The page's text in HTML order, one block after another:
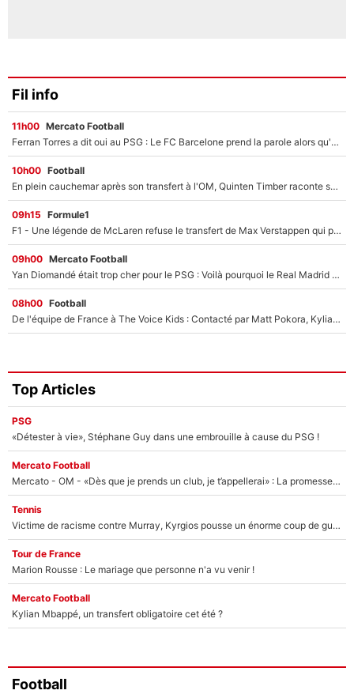
Fil info
11h00 Mercato Football
Ferran Torres a dit oui au PSG : Le FC Barcelone prend la parole alors qu'un transfert de l'attaquant espagnol prend forme
10h00 Football
En plein cauchemar après son transfert à l'OM, Quinten Timber raconte ses doutes après sa signature à Marseille
09h15 Formule1
F1 - Une légende de McLaren refuse le transfert de Max Verstappen qui pourrait «faire des vagues» et plomber l'ambiance dans l'équipe
09h00 Mercato Football
Yan Diomandé était trop cher pour le PSG : Voilà pourquoi le Real Madrid a accepté de payer la somme record de 140M€ pour boucler son transfert !
08h00 Football
De l'équipe de France à The Voice Kids : Contacté par Matt Pokora, Kylian Mbappé a accepté de jouer un rôle inédit sur TF1 !
Top Articles
PSG
«Détester à vie», Stéphane Guy dans une embrouille à cause du PSG !
Mercato Football
Mercato - OM - «Dès que je prends un club, je t’appellerai» : La promesse de Marcelino au moment de claquer la porte
Tennis
Victime de racisme contre Murray, Kyrgios pousse un énorme coup de gueule !
Tour de France
Marion Rousse : Le mariage que personne n'a vu venir !
Mercato Football
Kylian Mbappé, un transfert obligatoire cet été ?
Football